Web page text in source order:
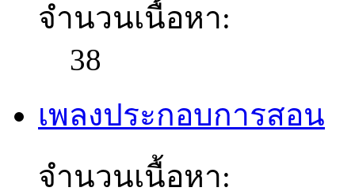
จำนวนเนื้อหา:
38
เพลงประกอบการสอน
จำนวนเนื้อหา: